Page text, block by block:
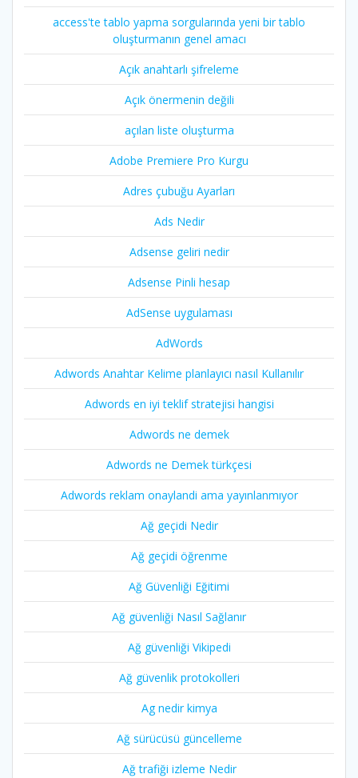
access'te tablo yapma sorgularında yeni bir tablo
oluşturmanın genel amacı
Açık anahtarlı şifreleme
Açık önermenin değili
açılan liste oluşturma
Adobe Premiere Pro Kurgu
Adres çubuğu Ayarları
Ads Nedir
Adsense geliri nedir
Adsense Pinli hesap
AdSense uygulaması
AdWords
Adwords Anahtar Kelime planlayıcı nasıl Kullanılır
Adwords en iyi teklif stratejisi hangisi
Adwords ne demek
Adwords ne Demek türkçesi
Adwords reklam onaylandi ama yayınlanmıyor
Ağ geçidi Nedir
Ağ geçidi öğrenme
Ağ Güvenliği Eğitimi
Ağ güvenliği Nasıl Sağlanır
Ağ güvenliği Vikipedi
Ağ güvenlik protokolleri
Ag nedir kimya
Ağ sürücüsü güncelleme
Ağ trafiği izleme Nedir